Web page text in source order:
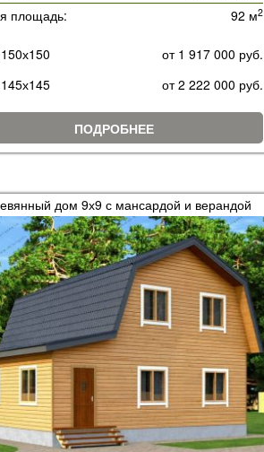
площадь:
92 м2
150х150
от 1 917 000 руб.
145х145
от 2 222 000 руб.
ПОДРОБНЕЕ
дом 9х9 с мансардой и верандой